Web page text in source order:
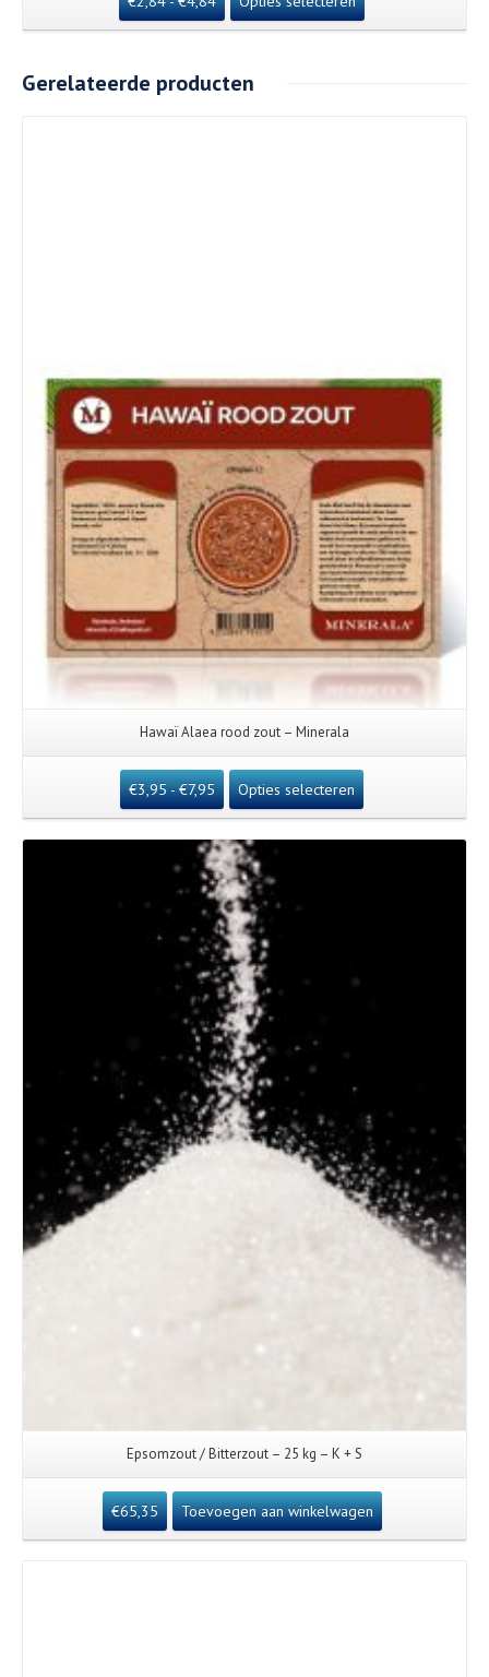
Gerelateerde producten
Hawaï Alaea rood zout – Minerala
€3,95- €7,95 Opties selecteren
Details
Epsomzout / Bitterzout – 25 kg – K + S
€65,35 Toevoegen aan winkelwagen